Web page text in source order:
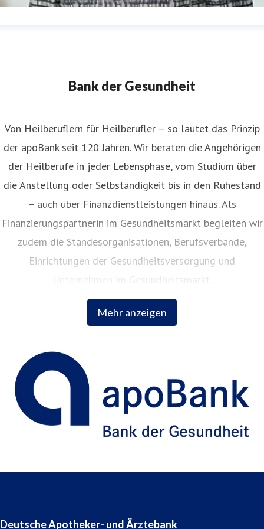
Bank der Gesundheit
Mehr anzeigen
Von Heilberuflern für Heilberufler – so lautet das Prinzip
der apoBank seit 120 Jahren. Wir beraten die Angehörigen
der Heilberufe in jeder Lebensphase, vom Studium über
die Anstellung oder Selbständigkeit bis in den Ruhestand
– auch über Finanzdienstleistungen hinaus. Als
Finanzierungspartnerin im Gesundheitsmarkt begleiten wir
zudem die Standesorganisationen, Berufsverbände,
Einrichtungen der Gesundheitsversorgung und
Unternehmen im Gesundheitsmarkt.
Deutsche Apotheker- und Ärztebank